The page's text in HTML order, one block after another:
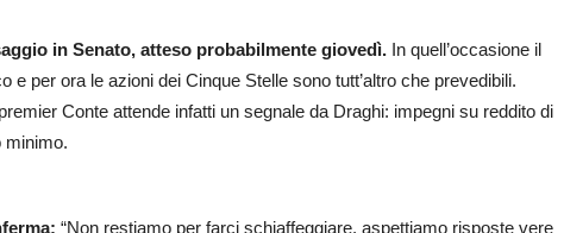
in Senato, atteso probabilmente giovedì. In quell’occasione il
e per ora le azioni dei Cinque Stelle sono tutt’altro che prevedibili.
Conte attende infatti un segnale da Draghi: impegni su reddito di
minimo.
“Non restiamo per farci schiaffeggiare, aspettiamo risposte vere